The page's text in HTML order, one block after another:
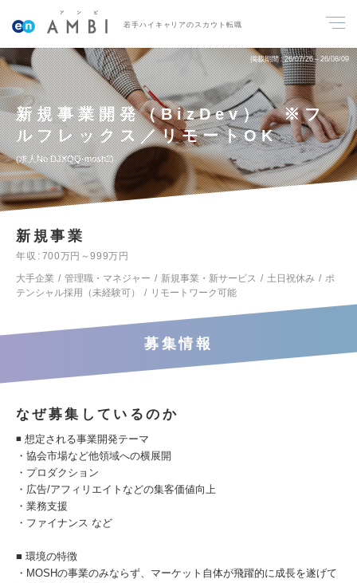
若手ハイキャリアのスカウト転職
掲載期間 26/07/26～26/08/09
新規事業開発（BizDev） ※フ
ルフレックス／リモートOK
求人No.DJXQQ-mosh2
新規事業
年収
700万円～999万円
大手企業
管理職・マネジャー 新規事業・新サービス 土日祝休み
ポ
テンシャル採用（未経験可）
リモートワーク可能
募集情報
なぜ募集しているのか
◾️ 想定される事業開発テーマ
・協会市場など他領域への横展開
・プロダクション
・広告/アフィリエイトなどの集客価値向上
・業務支援
・ファイナンス など
■ 環境の特徴
・MOSHの事業のみならず、マーケット自体が飛躍的に成長を遂げて